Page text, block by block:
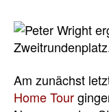
Am zunächst
Home Tour